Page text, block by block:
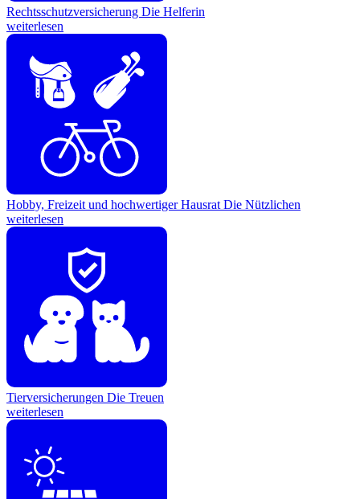
Rechtsschutzversicherung Die Helferin
weiterlesen
Hobby, Freizeit und hochwertiger Hausrat Die Nützlichen
weiterlesen
Tierversicherungen Die Treuen
weiterlesen